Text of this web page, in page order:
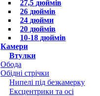
27,5 дюймів
26 дюймів
24 дюйми
20 дюймів
10-18 дюймів
Камери
Втулки
Обода
Обідні стрічки
Нипелі під безкамерку
Ексцентрики та осі